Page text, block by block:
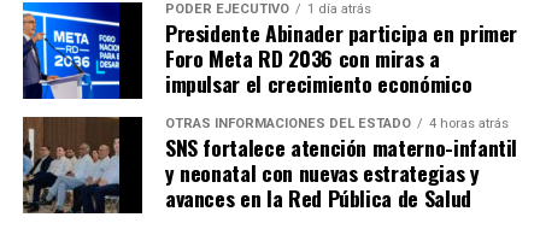
PODER EJECUTIVO 1 día atrás
Presidente Abinader participa en primer
Foro Meta RD 2036 con miras a
impulsar el crecimiento económico
OTRAS INFORMACIONES DEL ESTADO 4 horas atrás
SNS fortalece atención materno-infantil
y neonatal con nuevas estrategias y
avances en la Red Pública de Salud